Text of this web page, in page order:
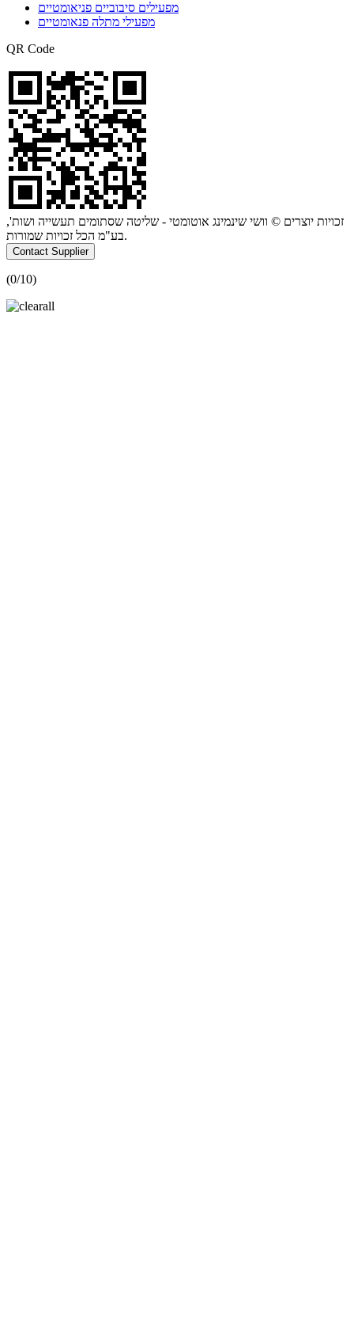
מפעילים סיבוביים פניאומטיים
מפעילי מתלה פנאומטיים
QR Code
זכויות יוצרים © וושי שינמינג אוטומטי - שליטה שסתומים תעשייה ושות',
בע"מ הכל זכויות שמורות.
Contact Supplier
(0/10)